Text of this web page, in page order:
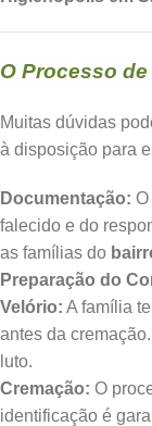
O Processo
Muitas dúvidas
à disposição para
Documentação:
falecido e do
as famílias do
Preparação do
Velório: A família
antes da
luto.
Cremação: O
identificação é